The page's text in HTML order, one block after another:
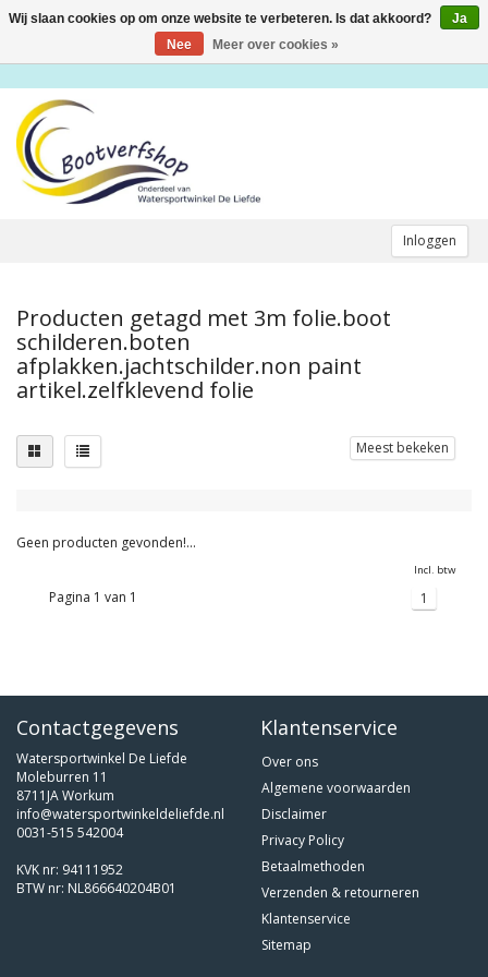
Inloggen
Toggle
Producten getagd met 3m folie.boot
schilderen.boten
afplakken.jachtschilder.non paint
artikel.zelfklevend folie
Meest bekeken
Geen producten gevonden!...
Incl. btw
Pagina 1 van 1 1
Contactgegevens
Watersportwinkel De Liefde
Moleburren 11
8711JA Workum
info@watersportwinkeldeliefde.nl
0031-515 542004
KVK nr: 94111952
BTW nr: NL866640204B01
Klantenservice
Over ons
Algemene voorwaarden
Disclaimer
Privacy Policy
Betaalmethoden
Verzenden & retourneren
Klantenservice
Sitemap
Wij slaan cookies op om onze website te verbeteren. Is dat akkoord?
Ja
Nee
Meer over cookies »